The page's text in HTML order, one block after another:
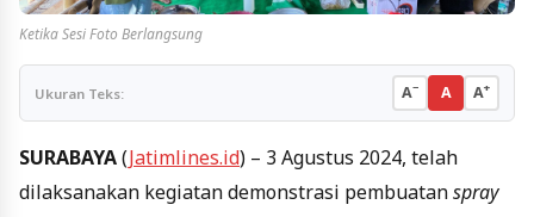
Ketika Sesi Foto Berlangsung
Ukuran Teks: A− A A+
SURABAYA(Jatimlines.id) – 3 Agustus 2024, telah
dilaksanakan kegiatan demonstrasi pembuatanspray